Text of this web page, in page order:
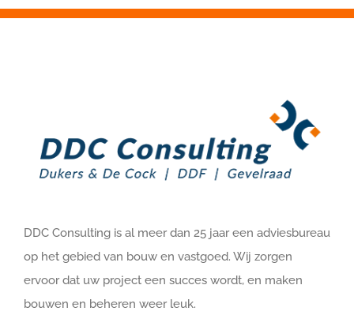
DDC Consulting is al meer dan 25 jaar een adviesbureau
op het gebied van bouw en vastgoed. Wij zorgen
ervoor dat uw project een succes wordt, en maken
bouwen en beheren weer leuk.